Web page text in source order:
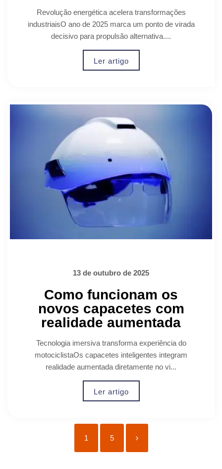
Revolução energética acelera transformações
industriaisO ano de 2025 marca um ponto de virada
decisivo para propulsão alternativa....
Ler artigo
13 de outubro de 2025
Como funcionam os
novos capacetes com
realidade aumentada
Tecnologia imersiva transforma experiência do
motociclistaOs capacetes inteligentes integram
realidade aumentada diretamente no vi...
Ler artigo
1 5